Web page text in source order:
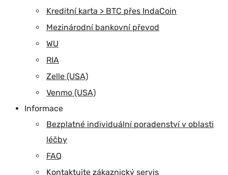
Kreditní karta > BTC přes IndaCoin
Mezinárodní bankovní převod
WU
RIA
Zelle (USA)
Venmo (USA)
Informace
Bezplatné individuální poradenství v oblasti
léčby
FAQ
Kontaktujte zákaznický servis